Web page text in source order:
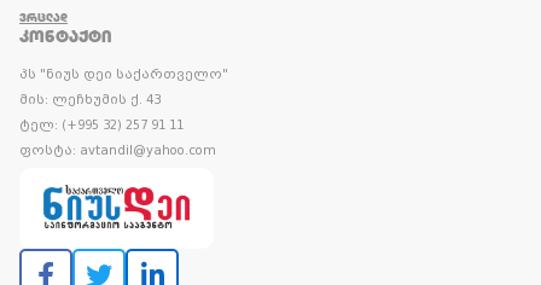
ᲕᲠᲪᲚᲐᲓ
ᲙᲝᲜᲢᲐᲥᲢᲘ
პს "ნიუს დეი საქართველო"
მის: ლეჩხუმის ქ. 43
ტელ: (+995 32) 257 91 11
ფოსტა: avtandil@yahoo.com